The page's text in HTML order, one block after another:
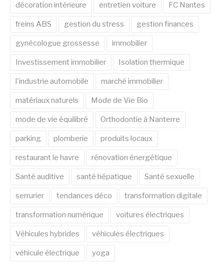
décoration intérieure entretien voiture FC Nantes
freins ABS gestion du stress gestion finances
gynécologue grossesse immobilier
Investissement immobilier Isolation thermique
l'industrie automobile marché immobilier
matériaux naturels Mode de Vie Bio
mode de vie équilibré Orthodontie à Nanterre
parking plomberie produits locaux
restaurant le havre rénovation énergétique
Santé auditive santé hépatique Santé sexuelle
serrurier tendances déco transformation digitale
transformation numérique voitures électriques
Véhicules hybrides véhicules électriques
véhicule électrique yoga